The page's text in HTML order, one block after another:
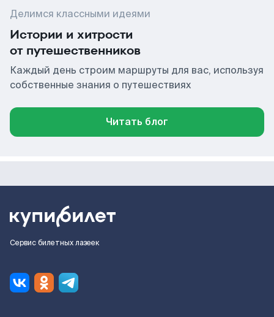
Делимся классными идеями
Истории и хитрости
от путешественников
Каждый день строим маршруты для вас, используя
собственные знания о путешествиях
Читать блог
Сервис билетных лазеек